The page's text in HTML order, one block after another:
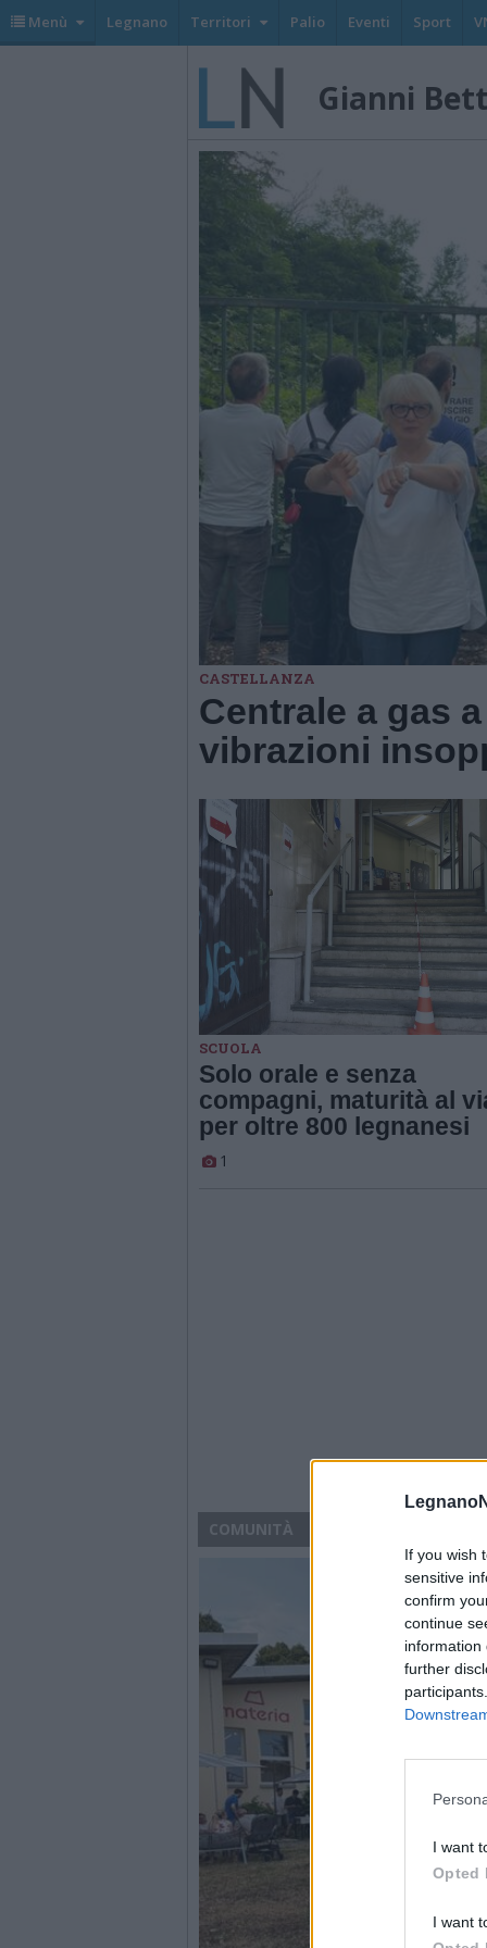
If you wish
sensitive
confirm
continue
information
further
I want
Opted
I want
Menù Legnano Territori Palio Eventi Sport
Gianni
CASTELLANZA
Centrale a gas
vibrazioni
SCUOLA
Solo orale e senza
compagni, maturità al
per oltre 800 legnanesi
1
COMUNITÀ